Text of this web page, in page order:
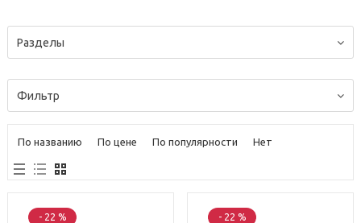
Разделы
Фильтр
По названию По цене По популярности Нет
- 22 % - 22 %